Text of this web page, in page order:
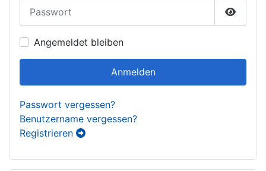
Angemeldet bleiben
Anmelden
Passwort vergessen?
Benutzername vergessen?
Registrieren